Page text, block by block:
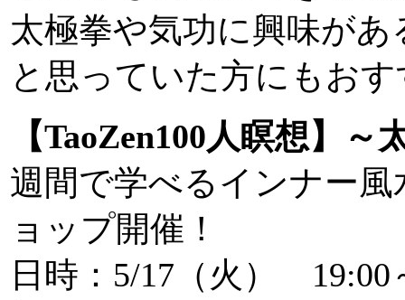
太極拳や気功に興味が
と思っていた方にもお
【TaoZen100人瞑想】
週間で学べるインナー
ョップ開催！
日時：5/17（火） 19:00